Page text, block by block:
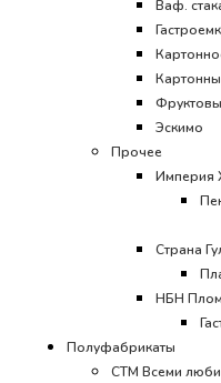
Ваф.
Эскимо
Прочее
Империя
Страна
НБН
Полуфабрикаты
СТМ Всеми